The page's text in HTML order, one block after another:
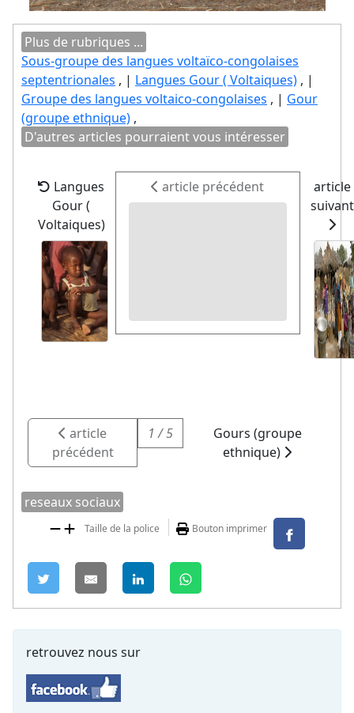
Plus de rubriques ...
Sous-groupe des langues voltaïco-congolaises
septentrionales , | Langues Gour ( Voltaiques) , |
Groupe des langues voltaico-congolaises , | Gour
(groupe ethnique) ,
D'autres articles pourraient vous intéresser
Langues
Gour (
Voltaiques)
article précédent
article
suivant
article
précédent
1 / 5
Gours (groupe
ethnique)
reseaux sociaux
Taille de la police Bouton imprimer
retrouvez nous sur